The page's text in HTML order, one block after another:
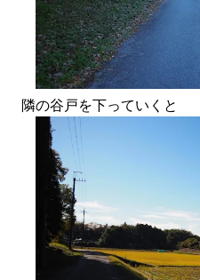
隣の谷戸を下っていくと